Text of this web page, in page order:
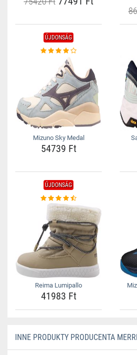
ÚJDONSÁG
Mizuno Sky Medal
54739 Ft
ÚJDONSÁG
Reima Lumipallo
41983 Ft
INNE PRODUKTY PRODUCENTA